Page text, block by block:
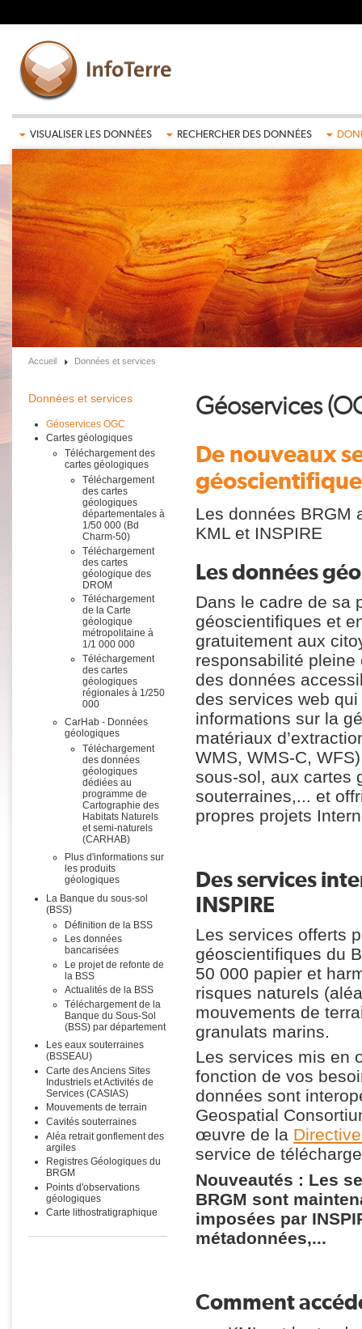
VISUALISER LES DONNÉES RECHERCHER DES DONNÉES
Accueil Données et services
Données et services
Géoservices OGC
Cartes géologiques
Téléchargement des
cartes géologiques
Téléchargement
des cartes
géologiques
départementales à
1/50 000 (Bd
Charm-50)
Téléchargement
des cartes
géologique des
DROM
Téléchargement
de la Carte
géologique
métropolitaine à
1/1 000 000
Téléchargement
des cartes
géologiques
régionales à 1/250
000
CarHab - Données
géologiques
Téléchargement
des données
géologiques
dédiées au
programme de
Cartographie des
Habitats Naturels
et semi-naturels
(CARHAB)
Plus d'informations sur
les produits
géologiques
La Banque du sous-sol
(BSS)
Définition de la BSS
Les données
bancarisées
Le projet de refonte de
la BSS
Actualités de la BSS
Téléchargement de la
Banque du Sous-Sol
(BSS) par département
Les eaux souterraines
(BSSEAU)
Carte des Anciens Sites
Industriels et Activités de
Services (CASIAS)
Mouvements de terrain
Cavités souterraines
Aléa retrait gonflement des
argiles
Registres Géologiques du
BRGM
Points d'observations
géologiques
Carte lithostratigraphique
Géoservices
De nouveaux
Les données BRGM
KML et INSPIRE
Les données
Dans le cadre de sa
géoscientifiques et
gratuitement aux
responsabilité
des données
des services web
informations sur la
matériaux
WMS, WMS-C,
sous-sol, aux cartes
souterraines,... et
propres projets
Des services
INSPIRE
Les services offerts
géoscientifiques du
50 000 papier et
risques naturels
mouvements de
granulats marins.
Les services mis en
fonction de vos
données sont
Geospatial
œuvre de la
service de
Nouveautés : Les
BRGM sont
imposées par
métadonnées,...
Comment